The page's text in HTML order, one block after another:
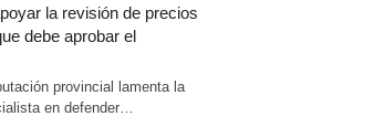
la revisión de precios
debe aprobar el
provincial lamenta la
en defender…